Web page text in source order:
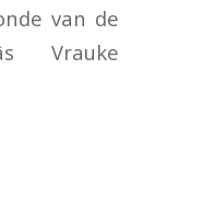
van de
Vrauke